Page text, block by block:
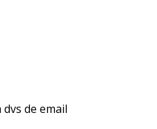
dvs de email